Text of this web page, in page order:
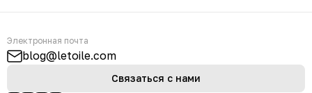
Электронная почта
blog@letoile.com
Связаться с нами